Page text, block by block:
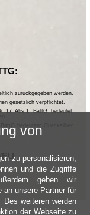
zurückgegeben werden.
gesetzlich verpflichtet.
17 Abs.1 BattG bedeutet:
bedeuten: Quecksilber,
EU
von
zu personalisieren,
und die Zugriffe
geben wir
an unsere Partner für
weiteren werden
der Webseite zu